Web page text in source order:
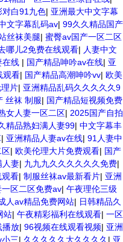
对白91九色| 亚洲最大中文字幕
文字幕乱码av| 99久久精品国产
丝袜美腿| 蜜臀av国产一区二区
哪儿2免费在线观看| 人妻中文
在线 | 国产精品呻吟av在线| 亚
观看| 国产精品高潮呻吟vv| 欧美
片| 亚洲精品乱码久久久久久9
丝袜 制服| 国产精品短视频免费
女人妻一区二区| 2025国产自拍
精品熟妇满人妻99| 中文字幕丰
| 亚洲精品人妻av在线| 91人妻中
区| 欧美伦理大片免费观看| 国产
人妻| 九九九久久久久久久免费|
观看| 制服丝袜av最新看片| 亚洲
区二区免费av| 午夜理伦三级
人av精品免费网站| 日韩精品久
站| 午夜精彩福利在线观看| 一区
播放| 96视频在线观看视频| 亚洲
三| 久久久久久大久久久久 | 亚